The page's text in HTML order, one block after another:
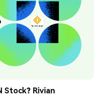
Stock? Rivian